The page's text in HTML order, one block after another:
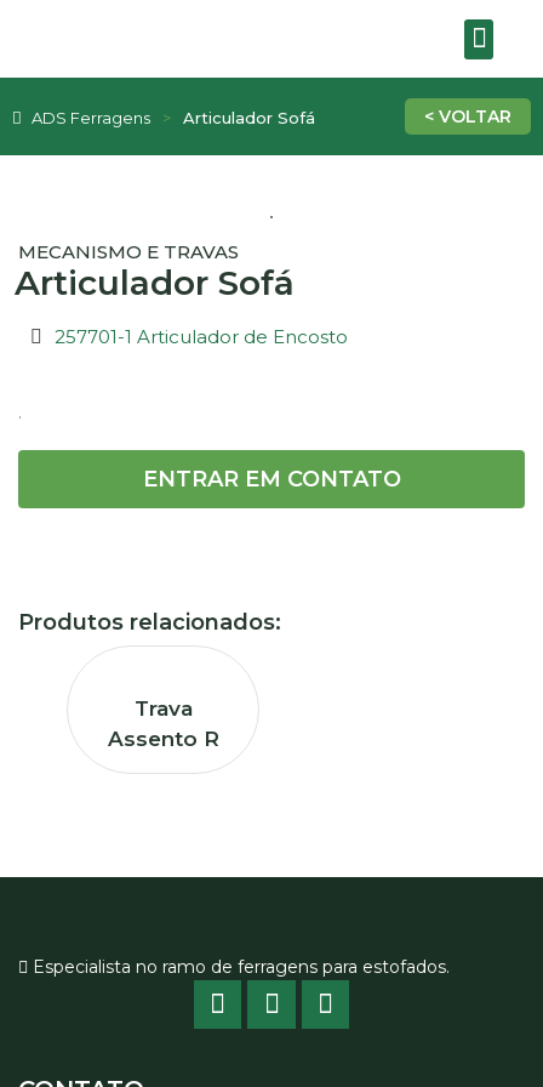
ADS Ferragens Articulador Sofá
MECANISMO E TRAVAS
Articulador Sofá
257701-1 Articulador de Encosto
.
ENTRAR EM CONTATO
Produtos relacionados:
Trava
Assento R
Especialista no ramo de ferragens para estofados.